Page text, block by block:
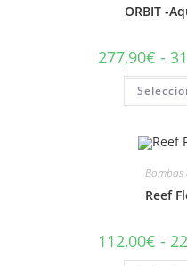
ORBIT -
277,90€ -
Bombas
Reef
112,00€ -